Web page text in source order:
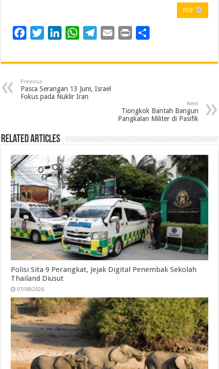
PDF
c
b
o
i
t
e
n
e
d
W
a
s
A
l
g
a
i
a
Previous
Pasca Serangan 13 Juni, Israel
Fokus pada Nuklir Iran
Next
Tiongkok Bantah Bangun
Pangkalan Militer di Pasifik
Related Articles
Polisi Sita 9 Perangkat, Jejak Digital Penembak Sekolah
Thailand Diusut
07/08/2026